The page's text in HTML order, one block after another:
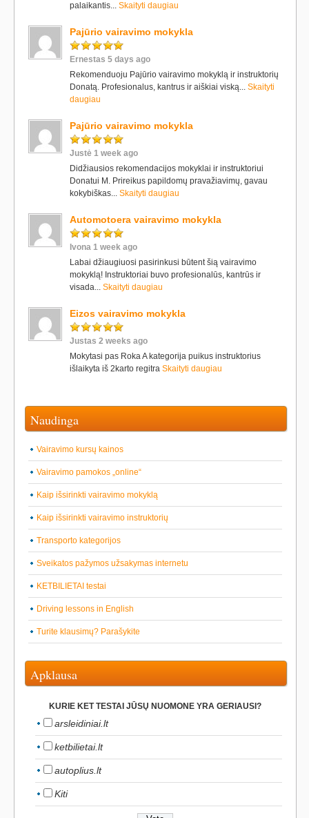
palaikantis... Skaityti daugiau
Pajūrio vairavimo mokykla
Ernestas 5 days ago
Rekomenduoju Pajūrio vairavimo mokyklą ir instruktorių
Donatą. Profesionalus, kantrus ir aiškiai viską... Skaityti
daugiau
Pajūrio vairavimo mokykla
Justė 1 week ago
Didžiausios rekomendacijos mokyklai ir instruktoriui
Donatui M. Prireikus papildomų pravažiavimų, gavau
kokybiškas... Skaityti daugiau
Automotoera vairavimo mokykla
Ivona 1 week ago
Labai džiaugiuosi pasirinkusi būtent šią vairavimo
mokyklą! Instruktoriai buvo profesionalūs, kantrūs ir
visada... Skaityti daugiau
Eizos vairavimo mokykla
Justas 2 weeks ago
Mokytasi pas Roka A kategorija puikus instruktorius
išlaikyta iš 2karto regitra Skaityti daugiau
Naudinga
Vairavimo kursų kainos
Vairavimo pamokos „online“
Kaip išsirinkti vairavimo mokyklą
Kaip išsirinkti vairavimo instruktorių
Transporto kategorijos
Sveikatos pažymos užsakymas internetu
KETBILIETAI testai
Driving lessons in English
Turite klausimų? Parašykite
Apklausa
KURIE KET TESTAI JŪSŲ NUOMONE YRA GERIAUSI?
arsleidiniai.lt
ketbilietai.lt
autoplius.lt
Kiti